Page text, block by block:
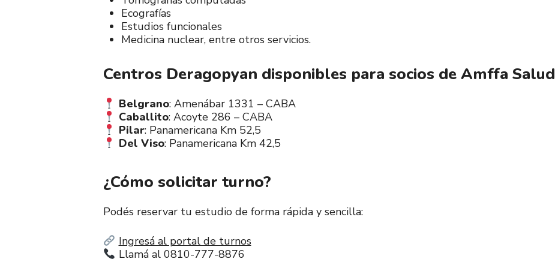
Ecografías
Estudios funcionales
Medicina nuclear, entre otros servicios.
Centros Deragopyan disponibles para socios de Amffa Salud
Belgrano: Amenábar 1331 – CABA
Caballito: Acoyte 286 – CABA
Pilar: Panamericana Km 52,5
Del Viso: Panamericana Km 42,5
¿Cómo solicitar turno?
Podés reservar tu estudio de forma rápida y sencilla:
Ingresá al portal de turnos
Llamá al 0810-777-8876